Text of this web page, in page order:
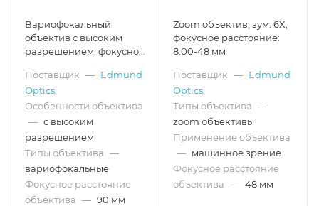
Вариофокальный
объектив с высоким
разрешением, фокусное
Поставщик — Edmund
Optics
Особенности объектива
— с высоким
разрешением
Типы объектива —
вариофокальные
Фокусное расстояние
объектива — 90 мм
Zoom объектив, зум: 6X,
фокусное расстояние:
8.00-48 мм
Поставщик — Edmund
Optics
Типы объектива —
zoom объективы
Применение объектива
— машинное зрение
Фокусное расстояние
объектива — 48 мм